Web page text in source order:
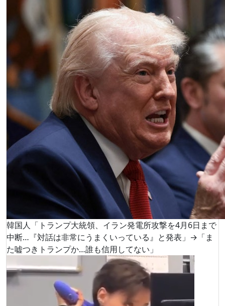
韓国人「トランプ大統領、イラン発電所攻撃を4月6日まで
中断…『対話は非常にうまくいっている』と発表」→「ま
た嘘つきトランプか…誰も信用してない」